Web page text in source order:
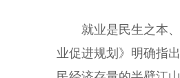
就业是民生之本、
业促进规划》明确指